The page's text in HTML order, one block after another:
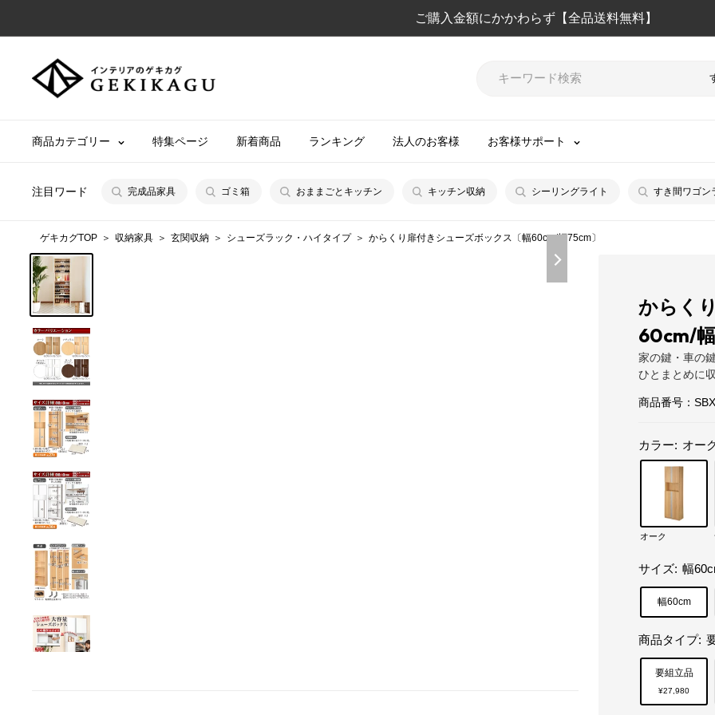
ご購入金額にかかわらず【全品送料無料】
【公
式】
ン
ア
ゲ
キ
カ
グ
商品カテゴリー 特集ページ 新着商品 ランキング 法人のお客様 お客様サポート
注目ワード 完成品家具 ゴミ箱 おままごとキッチン キッチン収納 シーリングライト すき間ワゴン
ゲキカグTOP 収納家具 玄関収納 シューズラック・ハイタイプ からくり扉付きシューズボックス〔幅60cm/幅75cm〕
からく
60cm/
家の鍵・車の
ひとまとめに
商品番号：
カラー: オー
オーク
サイズ: 幅
幅60cm
商品タイプ:
要組立品
¥27,980